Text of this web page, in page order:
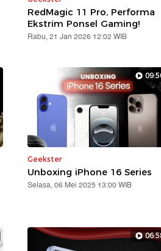
RedMagic 11 Pro, Performa
Ekstrim Ponsel Gaming!
Rabu, 21 Jan 2026 12:02 WIB
Geekster
Unboxing iPhone 16 Series
Selasa, 06 Mei 2025 13:00 WIB